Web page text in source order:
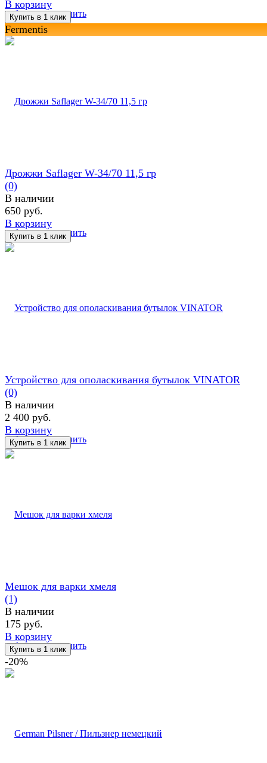
избранное сравнить
В корзину
Fermentis
избранное сравнить
Дрожжи Saflager W-34/70 11,5 гр
(0)
В наличии
650 руб.
В корзину
избранное сравнить
Устройство для ополаскивания бутылок VINATOR
(0)
В наличии
2 400 руб.
В корзину
избранное сравнить
Мешок для варки хмеля
(1)
В наличии
175 руб.
В корзину
-20%